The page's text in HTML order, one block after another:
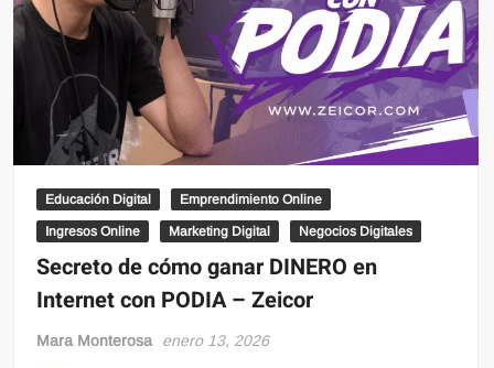
Educación Digital Emprendimiento Online
Ingresos Online Marketing Digital Negocios Digitales
Secreto de cómo ganar DINERO en
Internet con PODIA – Zeicor
Mara Monterosa enero 13, 2026